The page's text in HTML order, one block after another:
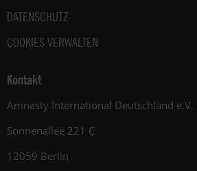
DATENSCHUTZ
COOKIES VERWALTEN
Kontakt
Amnesty International Deutschland e.V.
Sonnenallee 221 C
12059 Berlin